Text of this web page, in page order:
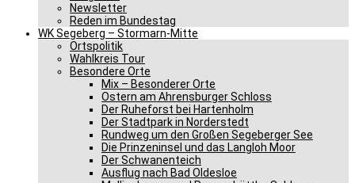
Newsletter
Reden im Bundestag
WK Segeberg – Stormarn-Mitte
Ortspolitik
Wahlkreis Tour
Besondere Orte
Mix – Besonderer Orte
Ostern am Ahrensburger Schloss
Der Ruheforst bei Hartenholm
Der Stadtpark in Norderstedt
Rundweg um den Großen Segeberger See
Die Prinzeninsel und das Langloh Moor
Der Schwanenteich
Ausflug nach Bad Oldesloe